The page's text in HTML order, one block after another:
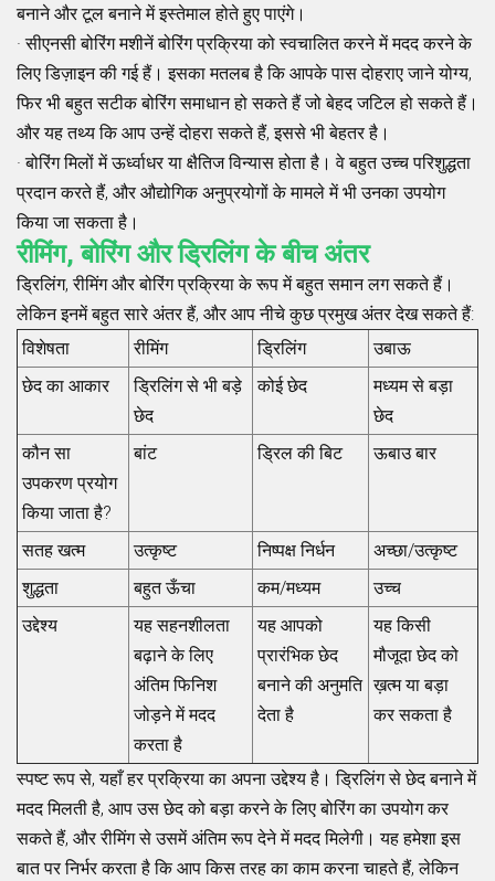
बनाने और टूल बनाने में इस्तेमाल होते हुए पाएंगे।
· सीएनसी बोरिंग मशीनें बोरिंग प्रक्रिया को स्वचालित करने में मदद करने के
लिए डिज़ाइन की गई हैं। इसका मतलब है कि आपके पास दोहराए जाने योग्य,
फिर भी बहुत सटीक बोरिंग समाधान हो सकते हैं जो बेहद जटिल हो सकते हैं।
और यह तथ्य कि आप उन्हें दोहरा सकते हैं, इससे भी बेहतर है।
· बोरिंग मिलों में ऊर्ध्वाधर या क्षैतिज विन्यास होता है। वे बहुत उच्च परिशुद्धता
प्रदान करते हैं, और औद्योगिक अनुप्रयोगों के मामले में भी उनका उपयोग
किया जा सकता है।
रीमिंग, बोरिंग और ड्रिलिंग के बीच अंतर
ड्रिलिंग, रीमिंग और बोरिंग प्रक्रिया के रूप में बहुत समान लग सकते हैं।
लेकिन इनमें बहुत सारे अंतर हैं, और आप नीचे कुछ प्रमुख अंतर देख सकते हैं:
विशेषता
रीमिंग ड्रिलिंग
उबाऊ
छेद का आकार
ड्रिलिंग से भी बड़े
छेद
कोई छेद
मध्यम से बड़ा
छेद
कौन सा
उपकरण प्रयोग
किया जाता है?
बांट ड्रिल की बिट ऊबाउ बार
सतह खत्म उत्कृष्ट निष्पक्ष निर्धन
अच्छा/उत्कृष्ट
शुद्धता
बहुत ऊँचा कम/मध्यम
उच्च
उद्देश्य
यह सहनशीलता
बढ़ाने के लिए
अंतिम फिनिश
जोड़ने में मदद
करता है
यह आपको
प्रारंभिक छेद
बनाने की अनुमति
देता है
यह किसी
मौजूदा छेद को
ख़त्म या बड़ा
कर सकता है
स्पष्ट रूप से, यहाँ हर प्रक्रिया का अपना उद्देश्य है। ड्रिलिंग से छेद बनाने में
मदद मिलती है, आप उस छेद को बड़ा करने के लिए बोरिंग का उपयोग कर
सकते हैं, और रीमिंग से उसमें अंतिम रूप देने में मदद मिलेगी। यह हमेशा इस
बात पर निर्भर करता है कि आप किस तरह का काम करना चाहते हैं, लेकिन